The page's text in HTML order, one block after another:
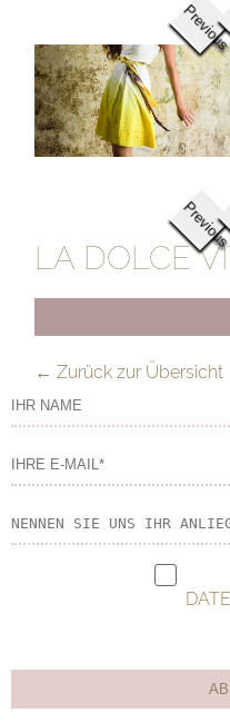
LA DOLCE
← Zurück zur Übersicht